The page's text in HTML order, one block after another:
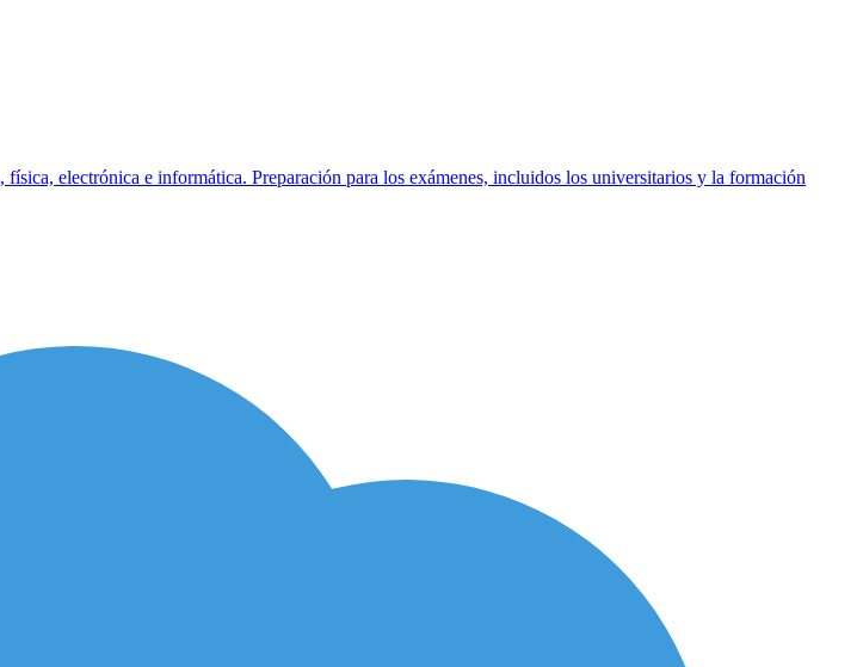
electrónica e informática. Preparación para los exámenes, incluidos los universitarios y la formación